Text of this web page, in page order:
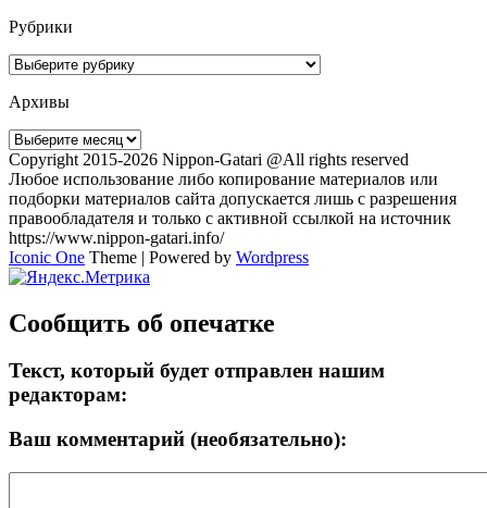
Рубрики
Рубрики
Архивы
Архивы
Copyright 2015-2026 Nippon-Gatari @All rights reserved
Любое использование либо копирование материалов или
подборки материалов сайта допускается лишь с разрешения
правообладателя и только с активной ссылкой на источник
https://www.nippon-gatari.info/
Iconic One Theme | Powered by Wordpress
Сообщить об опечатке
Текст, который будет отправлен нашим
редакторам:
Ваш комментарий (необязательно):